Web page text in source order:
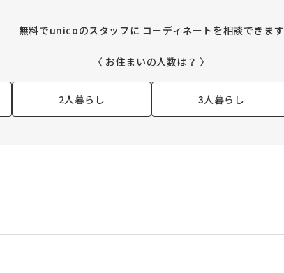
無料でunicoのスタッフに コーディネートを相談できます
〈 お住まいの人数は？ 〉
2人暮らし 3人暮らし